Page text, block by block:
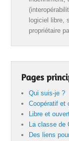
logiciel libre,
propriétaire
Pages
Qui suis-je ?
Coopératif et
Libre et
La classe de
Des liens